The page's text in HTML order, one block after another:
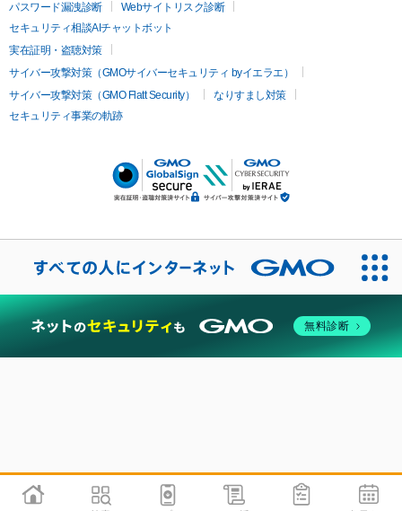
パスワード漏洩診断
Webサイトリスク診断
セキュリティ相談AIチャットボット
実在証明・盗聴対策
サイバー攻撃対策（GMOサイバーセキュリティ byイエラエ）
サイバー攻撃対策（GMO Flatt Security）
なりすまし対策
セキュリティ事業の軌跡
無料診断